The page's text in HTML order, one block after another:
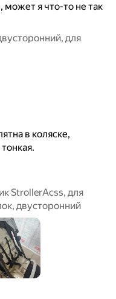
я что-то не так
для
в коляске,
StrollerAcss, для
двусторонний